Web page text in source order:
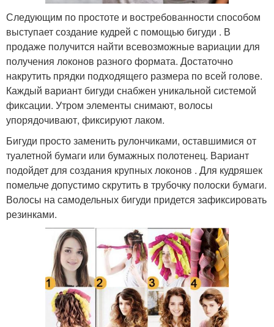
Следующим по простоте и востребованности способом
выступает создание кудрей с помощью бигуди . В
продаже получится найти всевозможные вариации для
получения локонов разного формата. Достаточно
накрутить прядки подходящего размера по всей голове.
Каждый вариант бигуди снабжен уникальной системой
фиксации. Утром элементы снимают, волосы
упорядочивают, фиксируют лаком.
Бигуди просто заменить рулончиками, оставшимися от
туалетной бумаги или бумажных полотенец. Вариант
подойдет для создания крупных локонов . Для кудряшек
помельче допустимо скрутить в трубочку полоски бумаги.
Волосы на самодельных бигуди придется зафиксировать
резинками.